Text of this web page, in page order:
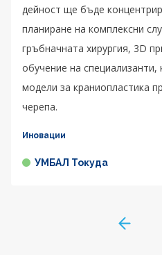
дейност ще бъде
планиране на комплексни
гръбначната хирургия, 3D
обучение на специализанти,
модели за краниопластика
черепа.
Иновации
УМБАЛ Токуда